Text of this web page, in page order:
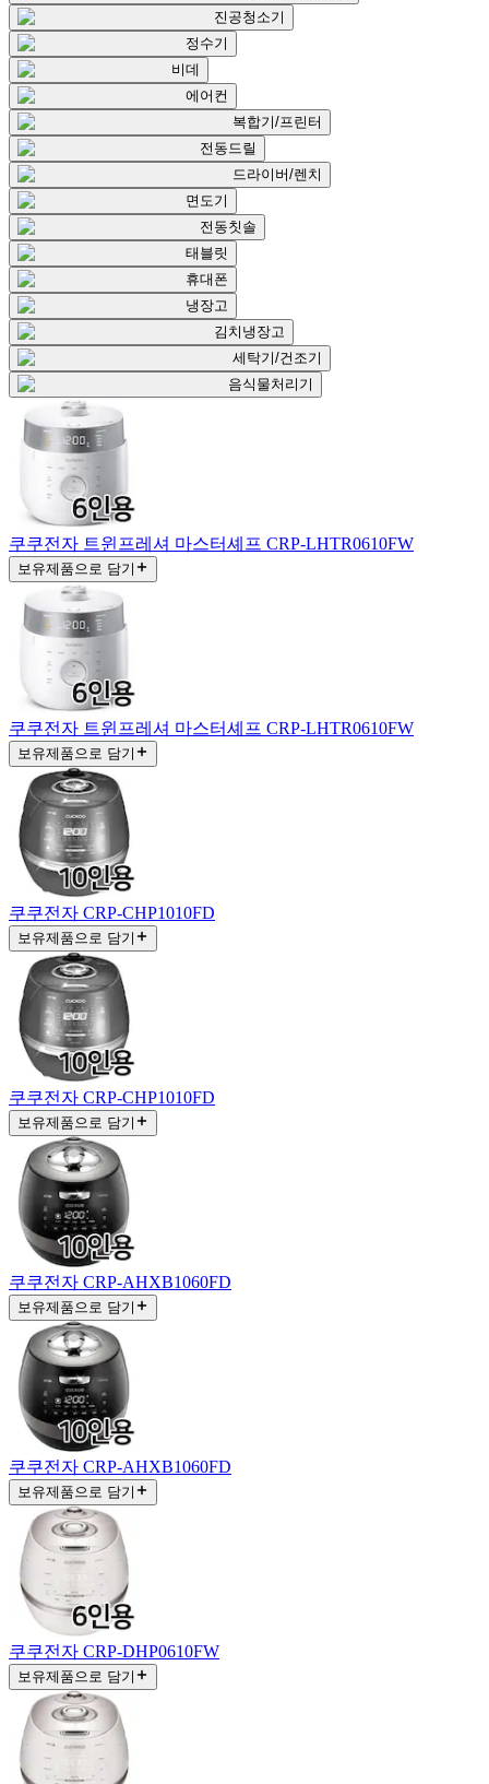
진공청소기
정수기
비데
에어컨
복합기/프린터
전동드릴
드라이버/렌치
면도기
전동칫솔
태블릿
휴대폰
냉장고
김치냉장고
세탁기/건조기
음식물처리기
쿠쿠전자 트윈프레셔 마스터셰프 CRP-LHTR0610FW
보유제품으로 담기
쿠쿠전자 트윈프레셔 마스터셰프 CRP-LHTR0610FW
보유제품으로 담기
쿠쿠전자 CRP-CHP1010FD
보유제품으로 담기
쿠쿠전자 CRP-CHP1010FD
보유제품으로 담기
쿠쿠전자 CRP-AHXB1060FD
보유제품으로 담기
쿠쿠전자 CRP-AHXB1060FD
보유제품으로 담기
쿠쿠전자 CRP-DHP0610FW
보유제품으로 담기